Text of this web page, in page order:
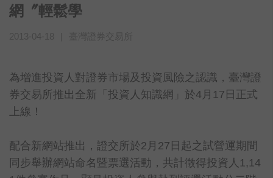
網〞輕鬆學
為增進投資人對證券市場及投資風險之認識，臺灣證
券交易所推出全新「投資人知識網」於4月17日正式
上線！
配合新網站推出，證交所於2月27日起之試營運期間
同步舉辦網站命名暨票選活動，共計徵得投資人1,14